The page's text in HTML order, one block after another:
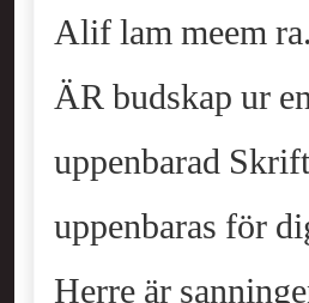
Alif lam meem
ÄR budskap ur
uppenbarad
uppenbaras för